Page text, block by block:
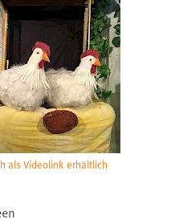
als Videolink erhältlich